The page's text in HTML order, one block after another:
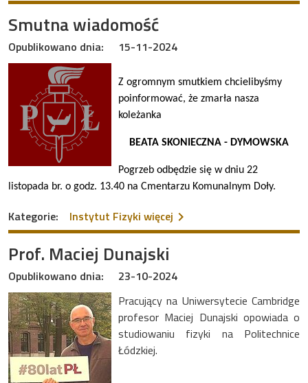
Smutna wiadomość
Opublikowano dnia: 15-11-2024
Z ogromnym smutkiem chcielibyśmy
poinformować, że zmarła nasza
koleżanka
BEATA SKONIECZNA - DYMOWSKA
Pogrzeb odbędzie się w dniu 22
listopada br. o godz. 13.40 na Cmentarzu Komunalnym Doły.
Kategorie: Instytut Fizyki więcej na temat Smutna
Prof. Maciej Dunajski
Opublikowano dnia:
23-10-2024
Pracujący na Uniwersytecie Cambridge
profesor Maciej Dunajski opowiada o
studiowaniu fizyki na Politechnice
Łódzkiej.